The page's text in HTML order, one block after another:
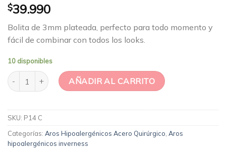
$39.990
Bolita de 3mm plateada, perfecto para todo momento y
fácil de combinar con todos los looks.
10 disponibles
Carol Acero 3mm cantidadAÑADIR AL CARRITO
SKU: P14 C
Categorías: Aros Hipoalergénicos Acero Quirúrgico, Aros
hipoalergénicos inverness